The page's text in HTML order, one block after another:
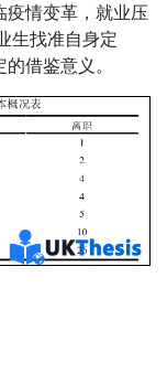
疫情变革，就业压
生找准自身定
借鉴意义。